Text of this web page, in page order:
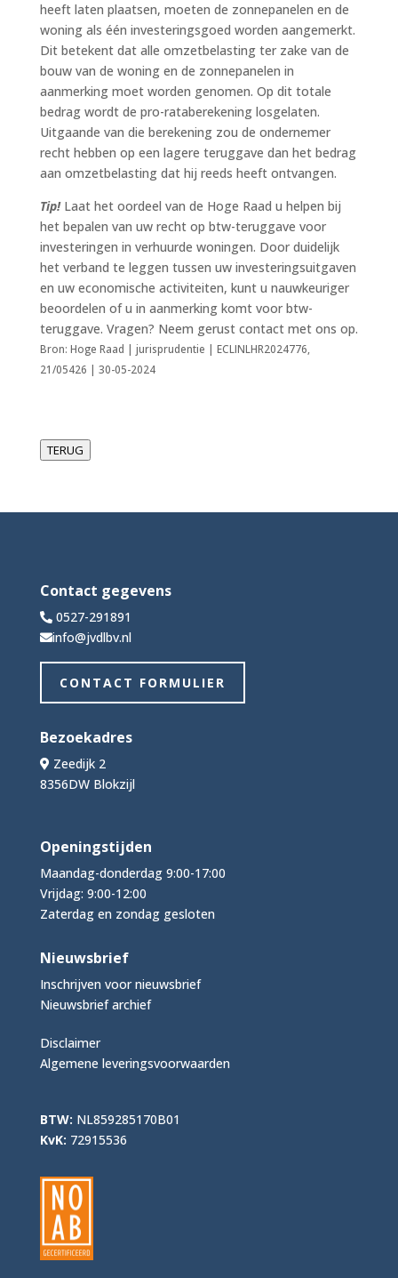
heeft laten plaatsen, moeten de zonnepanelen en de
woning als één investeringsgoed worden aangemerkt.
Dit betekent dat alle omzetbelasting ter zake van de
bouw van de woning en de zonnepanelen in
aanmerking moet worden genomen. Op dit totale
bedrag wordt de pro-rataberekening losgelaten.
Uitgaande van die berekening zou de ondernemer
recht hebben op een lagere teruggave dan het bedrag
aan omzetbelasting dat hij reeds heeft ontvangen.
Tip! Laat het oordeel van de Hoge Raad u helpen bij
het bepalen van uw recht op btw-teruggave voor
investeringen in verhuurde woningen. Door duidelijk
het verband te leggen tussen uw investeringsuitgaven
en uw economische activiteiten, kunt u nauwkeuriger
beoordelen of u in aanmerking komt voor btw-
teruggave. Vragen? Neem gerust contact met ons op.
Bron: Hoge Raad | jurisprudentie | ECLINLHR2024776,
21/05426 | 30-05-2024
TERUG
Contact gegevens
0527-291891
info@jvdlbv.nl
CONTACT FORMULIER
Bezoekadres
Zeedijk 2
8356DW Blokzijl
Openingstijden
Maandag-donderdag 9:00-17:00
Vrijdag: 9:00-12:00
Zaterdag en zondag gesloten
Nieuwsbrief
Inschrijven voor nieuwsbrief
Nieuwsbrief archief
Disclaimer
Algemene leveringsvoorwaarden
BTW: NL859285170B01
KvK: 72915536